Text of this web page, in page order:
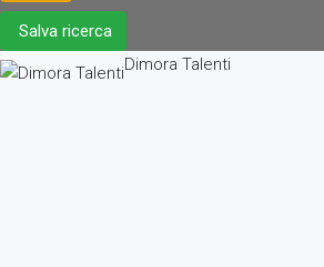
Salva ricerca
Dimora Talenti